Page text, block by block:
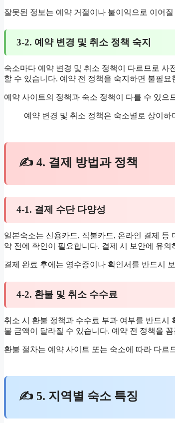
잘못된 정보는 예약 거절이나 불이익으로 이어
3-2. 예약 변경 및 취소 정책 숙지
숙소마다 예약 변경 및 취소 정책이 다르므로
할 수 있습니다. 예약 전 정책을 숙지하면 불필
예약 사이트의 정책과 숙소 정책이 다를 수 있으
예약 변경 및 취소 정책은 숙소별로 상이
✍ 4. 결제 방법과 정책
4-1. 결제 수단 다양성
일본숙소는 신용카드, 직불카드, 온라인 결제
약 전에 확인이 필요합니다. 결제 시 보안에 유
결제 완료 후에는 영수증이나 확인서를 반드시
4-2. 환불 및 취소 수수료
취소 시 환불 정책과 수수료 부과 여부를 반드시
불 금액이 달라질 수 있습니다. 예약 전 정책을
환불 절차는 예약 사이트 또는 숙소에 따라 다르
✍ 5. 지역별 숙소 특징